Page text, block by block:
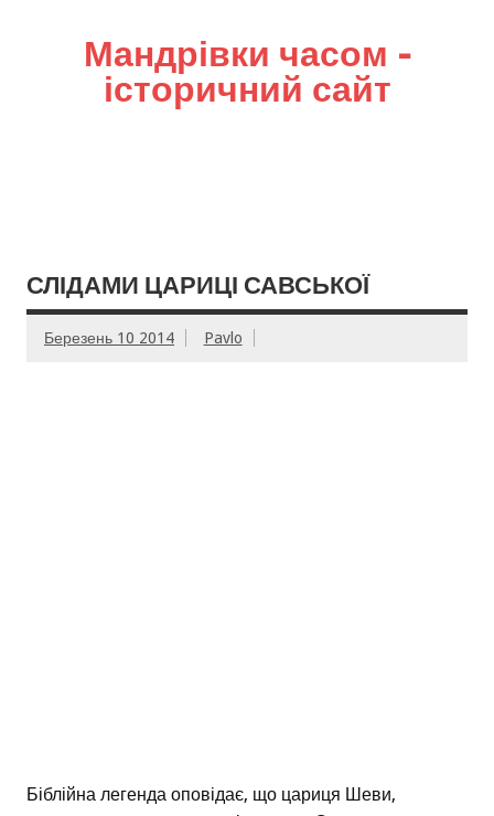
Мандрівки часом –
історичний сайт
СЛІДАМИ ЦАРИЦІ САВСЬКОЇ
Березень 10 2014 Pavlo
Біблійна легенда оповідає, що цариця Шеви,